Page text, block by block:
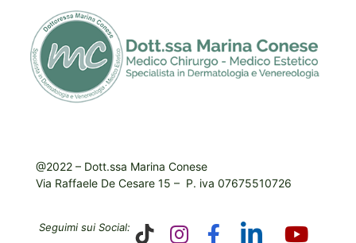
@2022 – Dott.ssa Marina Conese
Via Raffaele De Cesare 15 – P. iva 07675510726
Seguimi sui Social: